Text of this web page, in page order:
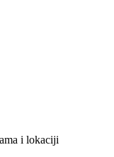
i lokaciji